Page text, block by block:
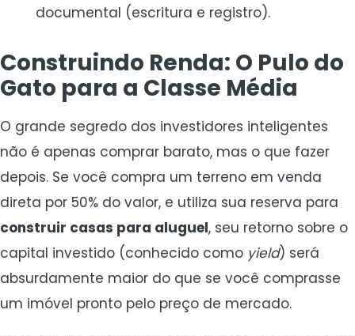
documental (escritura e registro).
Construindo Renda: O Pulo do
Gato para a Classe Média
O grande segredo dos investidores inteligentes
não é apenas comprar barato, mas o que fazer
depois. Se você compra um terreno em venda
direta por 50% do valor, e utiliza sua reserva para
construir casas para aluguel, seu retorno sobre o
capital investido (conhecido como yield) será
absurdamente maior do que se você comprasse
um imóvel pronto pelo preço de mercado.